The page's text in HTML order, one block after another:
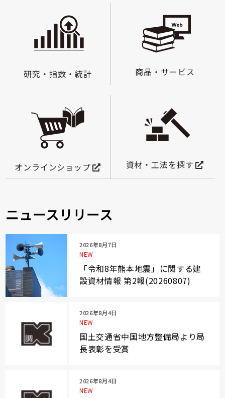
研究・指数・統計 商品・サービス
オンラインショップ 資材・工法を探す
ニュースリリース
2026年8月7日
NEW
「令和8年熊本地震」に関する建
設資材情報 第2報(20260807)
2026年8月4日
NEW
国土交通省中国地方整備局より局
長表彰を受賞
2026年8月4日
NEW